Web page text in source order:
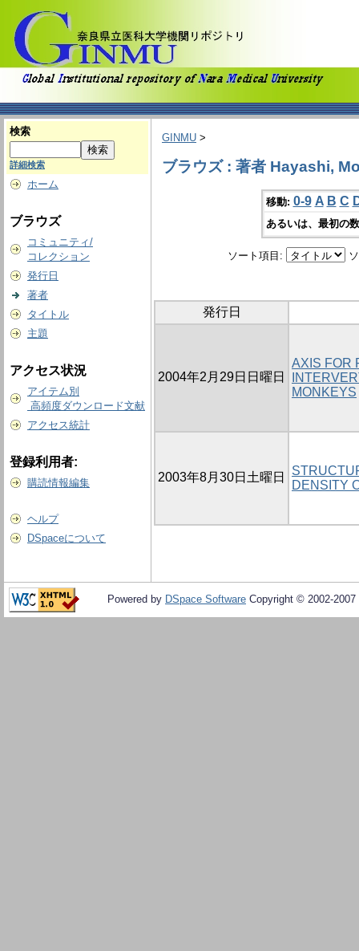
検索
詳細検索
ホーム
ブラウズ
コミュニティ/
コレクション
発行日
著者
タイトル
主題
アクセス状況
アイテム別
高頻度ダウンロード文献
アクセス統計
登録利用者:
購読情報編集
ヘルプ
DSpaceについて
GINMU >
ブラウズ : 著者 Hayashi,
移動: 0-9 A B C
あるいは、最初の
ソート項目:
発行日
2004年2月29日日曜日
AXIS FOR
MONKEYS
2003年8月30日土曜日
DENSITY
Powered by DSpace Software Copyright © 2002-2007